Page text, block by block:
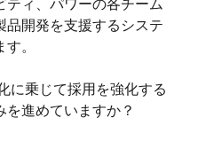
ティ、パワーの各チーム
品開発を支援するシステ
。
に乗じて採用を強化する
進めていますか？